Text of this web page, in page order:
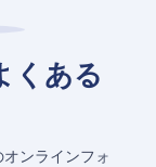
くある
ンラインフォ